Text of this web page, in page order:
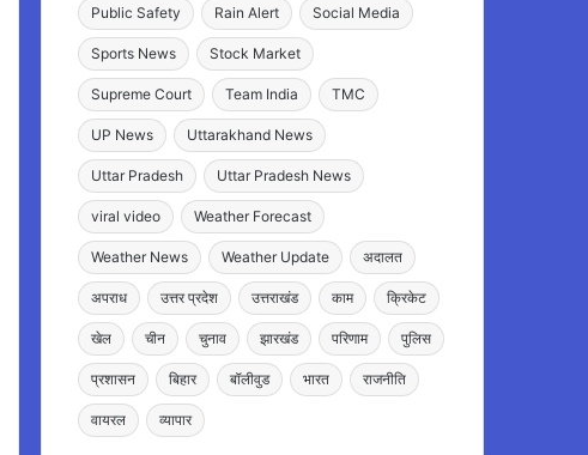
Public Safety Rain Alert Social Media
Sports News Stock Market
Supreme Court Team India TMC
UP News Uttarakhand News
Uttar Pradesh Uttar Pradesh News
viral video Weather Forecast
Weather News Weather Update अदालत
अपराध उत्तर प्रदेश उत्तराखंड काम क्रिकेट
खेल चीन चुनाव झारखंड परिणाम पुलिस
प्रशासन बिहार बॉलीवुड भारत राजनीति
वायरल व्यापार